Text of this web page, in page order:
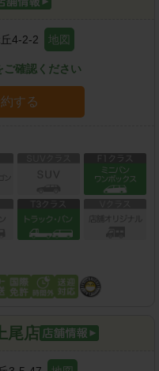
4-2-2 地図
ご確認ください
する
尾店